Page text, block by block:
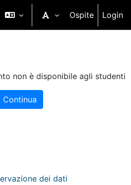
Ospite Login
non è disponibile agli studenti
Continua
dei dati